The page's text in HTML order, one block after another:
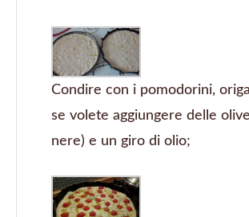
Condire con i pomodorini,
se volete aggiungere delle
nere) e un giro di olio;